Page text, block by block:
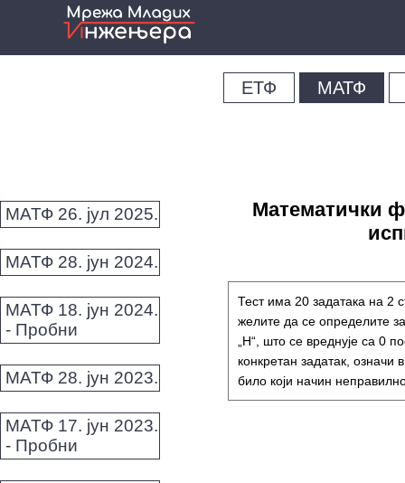
ЕТФ МАТФ
МАТФ 26. јул 2025.
МАТФ 28. јун 2024.
МАТФ 18. јун 2024.
- Пробни
МАТФ 28. јун 2023.
МАТФ 17. јун 2023.
- Пробни
Математички
Тест има 20 задатака на 2
желите да се определите
„Н“, што се вреднује са 0
конкретан задатак, означи
било који начин